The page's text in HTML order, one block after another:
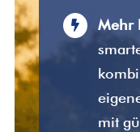
Mehr
mit